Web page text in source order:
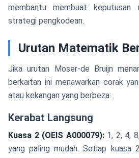
membantu membuat
strategi pengkodean.
Urutan Matematik
Jika urutan Moser-de Bruijn
berkaitan ini menawarkan corak
atau kekangan yang berbeza:
Kerabat Langsung
Kuasa 2 (OEIS A000079):1, 2, 4,
yang paling mudah. Setiap kuasa